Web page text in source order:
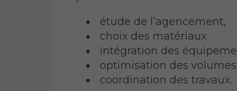
étude de l’agencement,
choix des matériaux
intégration des
optimisation des volumes
coordination des travaux.